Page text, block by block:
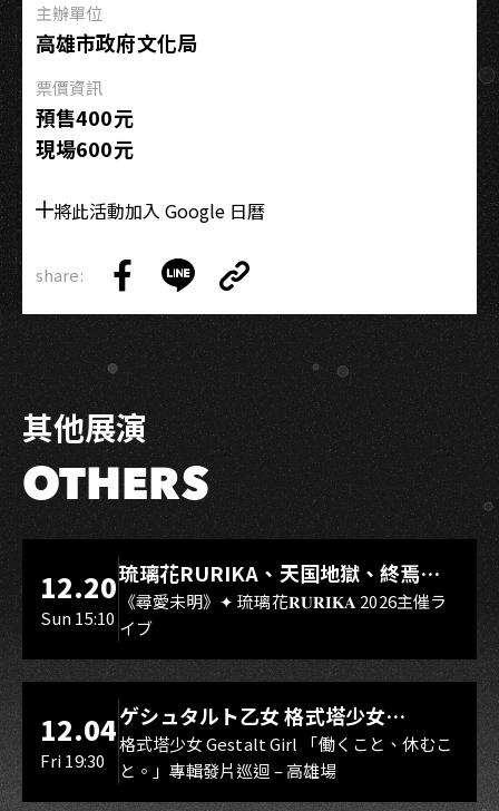
主辦單位
高雄市政府文化局
票價資訊
預售400元
現場600元
將此活動加入 Google 日曆
share:
on
Facebook
on
LINE
Link
Copy
Link
其他展演
OTHERS
LIVE WAREHOUSE 小庫
12.20
Sun 15:10
琉璃花RURIKA、天国地獄、終焉
Rebirth、DUALIA、無我夢中、花奏
スマイル（O.A.）
《尋愛未明》✦ 琉璃花𝐑𝐔𝐑𝐈𝐊𝐀 2026主催ラ
イブ
LIVE WAREHOUSE 小庫
12.04
Fri 19:30
ゲシュタルト乙女 格式塔少女
Gestalt Girl
格式塔少女 Gestalt Girl 「働くこと、休むこ
と。」專輯發片巡迴 – 高雄場